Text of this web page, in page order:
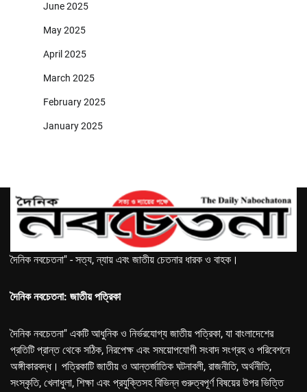
June 2025
May 2025
April 2025
March 2025
February 2025
January 2025
দৈনিক নবচেতনা" - সত্য, ন্যায় এবং জাতীয় চেতনার ধারক ও বাহক।
দৈনিক নবচেতনা: জাতীয় পত্রিকা
দৈনিক নবচেতনা" একটি আধুনিক ও নির্ভরযোগ্য জাতীয় পত্রিকা, যা বাংলাদেশের
প্রতিটি প্রান্ত থেকে সঠিক, নিরপেক্ষ এবং সময়োপযোগী সংবাদ সংগ্রহ ও পরিবেশনে
অঙ্গীকারবদ্ধ। পত্রিকাটি জাতীয় ও আন্তর্জাতিক ঘটনাবলী, রাজনীতি, অর্থনীতি,
সংস্কৃতি, খেলাধুলা, শিক্ষা এবং প্রযুক্তিসহ বিভিন্ন গুরুত্বপূর্ণ বিষয়ের উপর ভিত্তি